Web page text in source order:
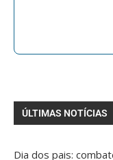
ÚLTIMAS NOTÍCIAS
Dia dos pais: